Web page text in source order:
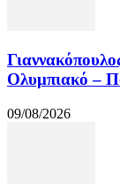
Ολυμπιακό –
09/08/2026